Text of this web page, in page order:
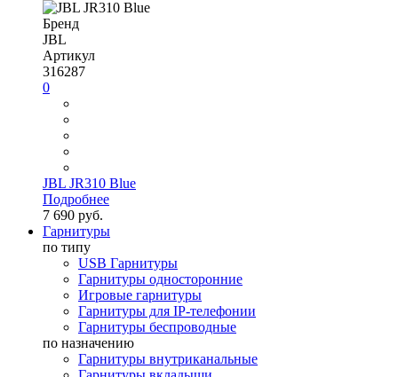
Бренд
JBL
Артикул
316287
0
JBL JR310 Blue
Подробнее
7 690 руб.
Гарнитуры
по типу
USB Гарнитуры
Гарнитуры односторонние
Игровые гарнитуры
Гарнитуры для IP-телефонии
Гарнитуры беспроводные
по назначению
Гарнитуры внутриканальные